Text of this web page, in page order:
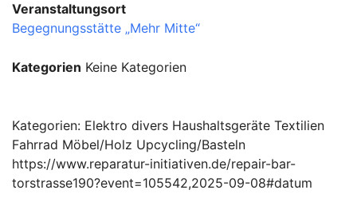
Veranstaltungsort
Begegnungsstätte „Mehr Mitte“
Kategorien Keine Kategorien
Kategorien: Elektro divers Haushaltsgeräte Textilien
Fahrrad Möbel/Holz Upcycling/Basteln
https://www.reparatur-initiativen.de/repair-bar-
torstrasse190?event=105542,2025-09-08#datum